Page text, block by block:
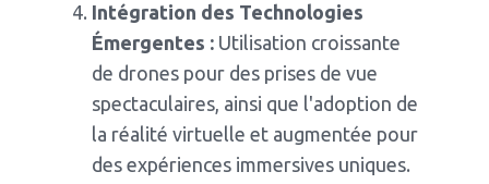
Intégration des Technologies
Émergentes : Utilisation croissante
de drones pour des prises de vue
spectaculaires, ainsi que l'adoption de
la réalité virtuelle et augmentée pour
des expériences immersives uniques.